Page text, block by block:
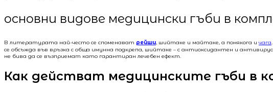
основни видове медицински гъби в
В литературата най-често се споменават рейши, шийтаке и майтаке, а понякога и чага
се обсъжда във връзка с обща имунна подкрепа, шийтаке – с антиоксидантен и
не бива да се възприемат като гарантиран лечебен ефект.
Как действат медицинските гъби в